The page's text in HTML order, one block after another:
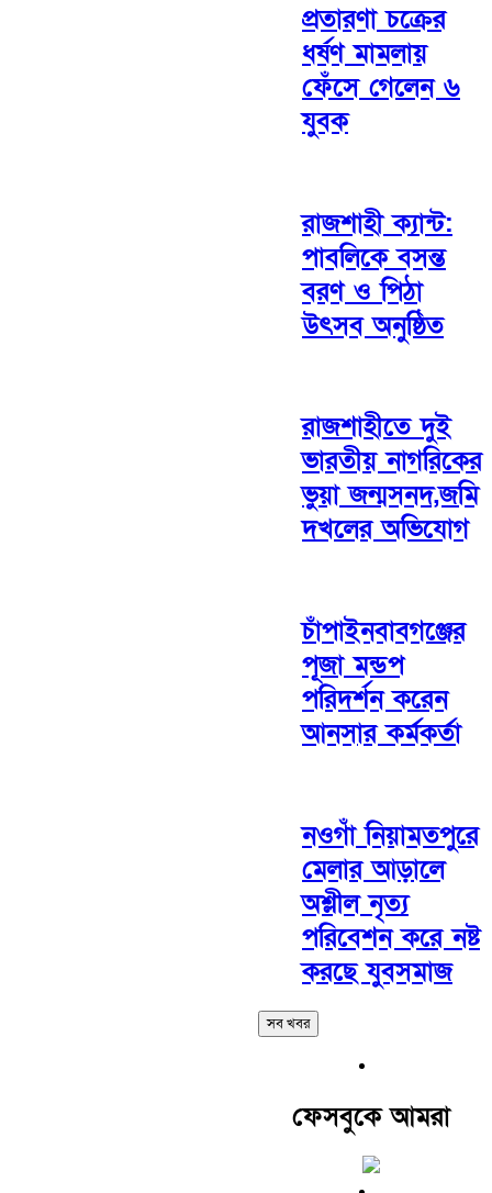
প্রতারণা চক্রের
ধর্ষণ মামলায়
ফেঁসে গেলেন ৬
যুবক
রাজশাহী ক্যান্ট:
পাবলিকে বসন্ত
বরণ ও পিঠা
উৎসব অনুষ্ঠিত
রাজশাহীতে দুই
ভারতীয় নাগরিকের
ভুয়া জন্মসনদ,জমি
দখলের অভিযোগ
চাঁপাইনবাবগঞ্জের
পূজা মন্ডপ
পরিদর্শন করেন
আনসার কর্মকর্তা
নওগাঁ নিয়ামতপুরে
মেলার আড়ালে
অশ্লীল নৃত্য
পরিবেশন করে নষ্ট
করছে যুবসমাজ
সব খবর
ফেসবুকে আমরা